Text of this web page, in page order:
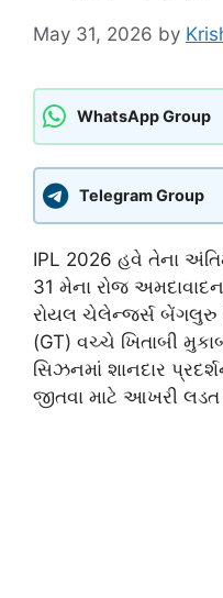
May 31, 2026 by
WhatsApp Group
Telegram Group
IPL 2026 હવે તેના
31 મેના રોજ
રોયલ ચેલેન્જર્સ બેંગલુરુ
(GT) વચ્ચે ખિતાબી
સિઝનમાં શાનદાર
જીતવા માટે આખરી